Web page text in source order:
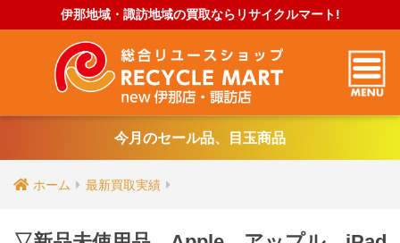
伊那地域・諏訪地域の買取ならリサイクルマート!
今月のセール品、目玉商品
ホーム 最新買取実績